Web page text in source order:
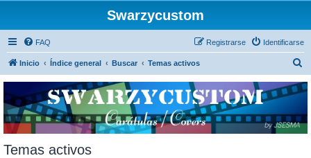
Swarzycustom
FAQ Identificarse
Registrarse
Inicio Índice general Buscar Temas activos
c
Temas activos